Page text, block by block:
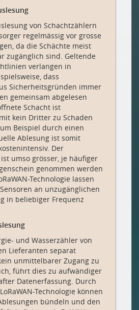
von Schachtzählern
regelmässig vor grosse
da die Schächte meist
zugänglich sind. Geltende
verlangen in
dass
Sicherheitsgründen immer
gemeinsam abgelesen
Schacht ist
kein Dritter zu Schaden
Beispiel durch einen
Ablesung ist somit
Der
umso grösser, je häufiger
genommen werden
Technologie lassen
an unzugänglichen
in beliebiger Frequenz
und Wasserzähler von
Lieferanten separat
unmittelbarer Zugang zu
führt dies zu aufwändiger
Datenerfassung. Durch
Technologie können
bündeln und den